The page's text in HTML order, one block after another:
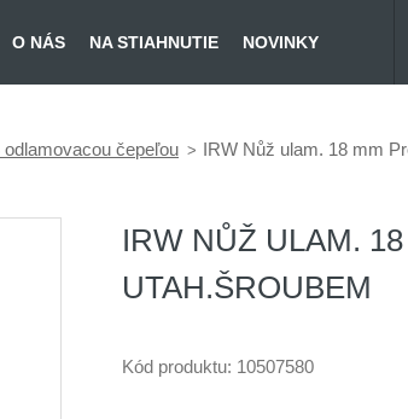
O NÁS NA STIAHNUTIE NOVINKY
odlamovacou čepeľou IRW Nůž ulam. 18 mm
IRW NŮŽ ULAM.
UTAH.ŠROUBEM
Kód produktu: 10507580